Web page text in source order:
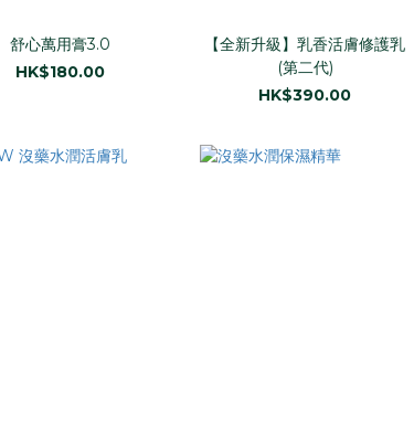
舒心萬用膏3.0
HK$180.00
【全新升級】乳香活膚修護乳
(第二代)
HK$390.00